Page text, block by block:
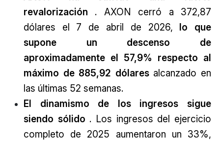
revalorización . AXON cerró a 372,87
dólares el 7 de abril de 2026,
lo que
supone un descenso de
aproximadamente el 57,9% respecto al
máximo de 885,92 dólaresalcanzado en
las últimas 52 semanas.
El dinamismo de los ingresos sigue
siendo sólido . Los ingresos del ejercicio
completo de 2025 aumentaron un 33%,